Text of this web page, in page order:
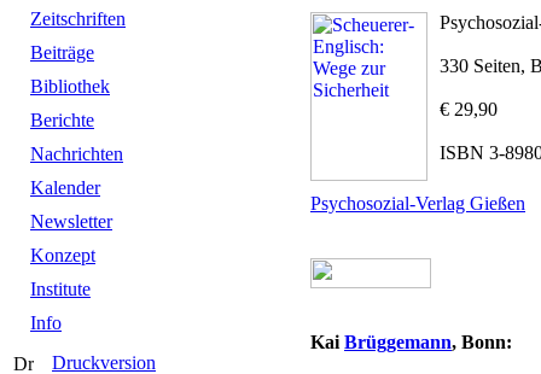
Zeitschriften
Beiträge
Bibliothek
Berichte
Nachrichten
Kalender
Newsletter
Konzept
Institute
Info
Druckversion
330 Seiten,
€ 29,90
ISBN 3-
Psychosozial-Verlag Gießen
Kai Brüggemann, Bonn: